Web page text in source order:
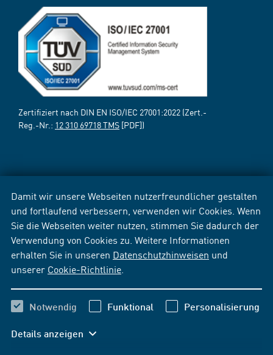
Damit wir unsere Webseiten nutzerfreundlicher gestalten
und fortlaufend verbessern, verwenden wir Cookies. Wenn
Sie die Webseiten weiter nutzen, stimmen Sie dadurch der
Verwendung von Cookies zu. Weitere Informationen
erhalten Sie in unseren Datenschutzhinweisen und
unserer Cookie-Richtlinie
Notwendig Funktional Personalisierung
Details anzeigen
Zertifiziert nach DIN EN ISO/IEC 27001:2022 (Zert.-
Reg.-Nr.: 12 310 69718 TMS [PDF])